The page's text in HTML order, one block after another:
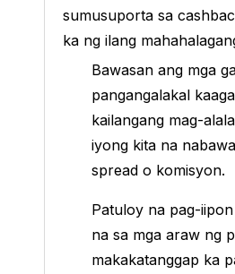
sumusuporta sa
ka ng ilang
Bawasan ang mga
pangangalakal
kailangang mag-
iyong kita na
spread o komisyon.
Patuloy na pag-
na sa mga araw ng
makakatanggap ka